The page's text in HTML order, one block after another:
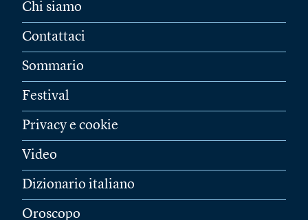
Chi siamo
Contattaci
Sommario
Festival
Privacy e cookie
Video
Dizionario italiano
Oroscopo